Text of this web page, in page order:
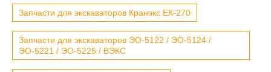
Запчасти для экскаваторов Кранэкс ЕК-270
Запчасти для экскаваторов ЭО-5122 / ЭО-5124 /
ЭО-5221 / ЭО-5225 / ВЭКС